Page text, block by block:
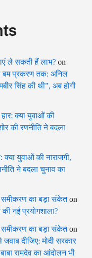
ले सकती हैं लाभ? on
बम प्रकरण तक: अनिल
सिंह की थी”, अब होगी
क्या युवाओं की
की रणनीति ने बदला
क्या युवाओं की नाराजगी,
ने बदला चुनाव का
समीकरण का बड़ा संकेतon
नई प्रयोगशाला?
समीकरण का बड़ा संकेतon
दीजिए: मोदी सरकार
रामदेव का आंदोलन भी